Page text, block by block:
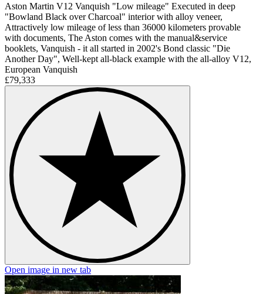
Aston Martin V12 Vanquish "Low mileage" Executed in deep
"Bowland Black over Charcoal" interior with alloy veneer,
Attractively low mileage of less than 36000 kilometers provable
with documents, The Aston comes with the manual&service
booklets, Vanquish - it all started in 2002's Bond classic "Die
Another Day", Well-kept all-black example with the all-alloy V12,
European Vanquish
£79,333
Open image in new tab